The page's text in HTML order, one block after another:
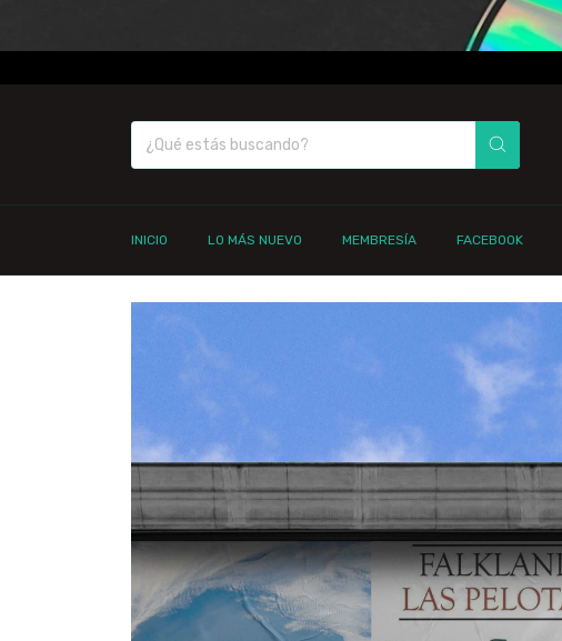
INICIO LO MÁS NUEVO MEMBRESÍA FACEBOOK